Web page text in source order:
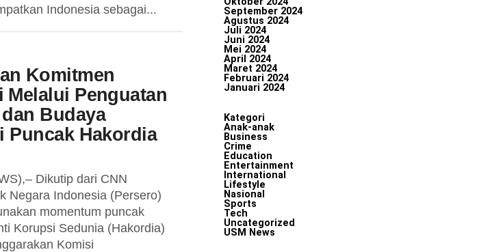
Indonesia sebagai...
Komitmen
Penguatan
Budaya
Puncak Hakordia
Dikutip dari CNN
Negara Indonesia (Persero)
momentum puncak
Korupsi Sedunia (Hakordia)
Komisi
September 2024
Agustus 2024
Juli 2024
Juni 2024
Mei 2024
April 2024
Maret 2024
Februari 2024
Januari 2024
Kategori
Anak-anak
Business
Crime
Education
Entertainment
International
Lifestyle
Nasional
Sports
Tech
Uncategorized
USM News